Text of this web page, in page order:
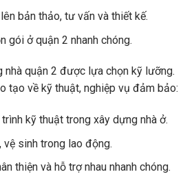
bản thảo, tư vấn và thiết kế.
gói ở quận 2 nhanh chóng.
nhà quận 2 được lựa chọn kỹ lưỡng.
tạo về kỹ thuật, nghiệp vụ đảm bảo:
kỹ thuật trong xây dựng nhà ở.
vệ sinh trong lao động.
thiện và hỗ trợ nhau nhanh chóng.